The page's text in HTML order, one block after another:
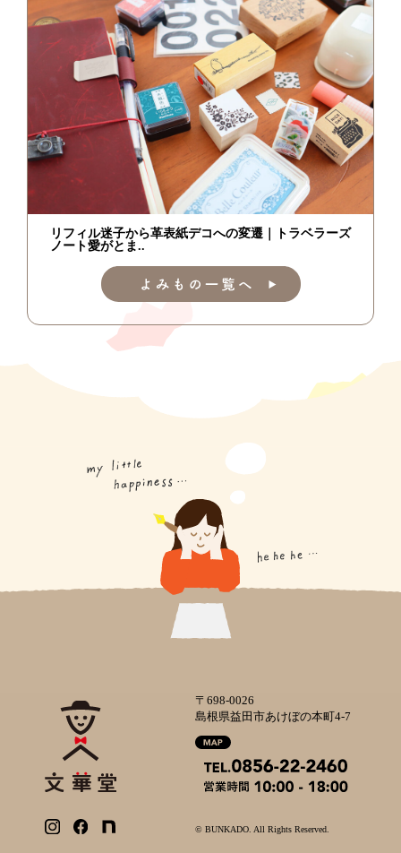
リフィル迷子から革表紙デコへの変遷｜トラベラーズ
ノート愛がとま..
〒698-0026
島根県益田市あけぼの本町4-7
© BUNKADO. All Rights Reserved.